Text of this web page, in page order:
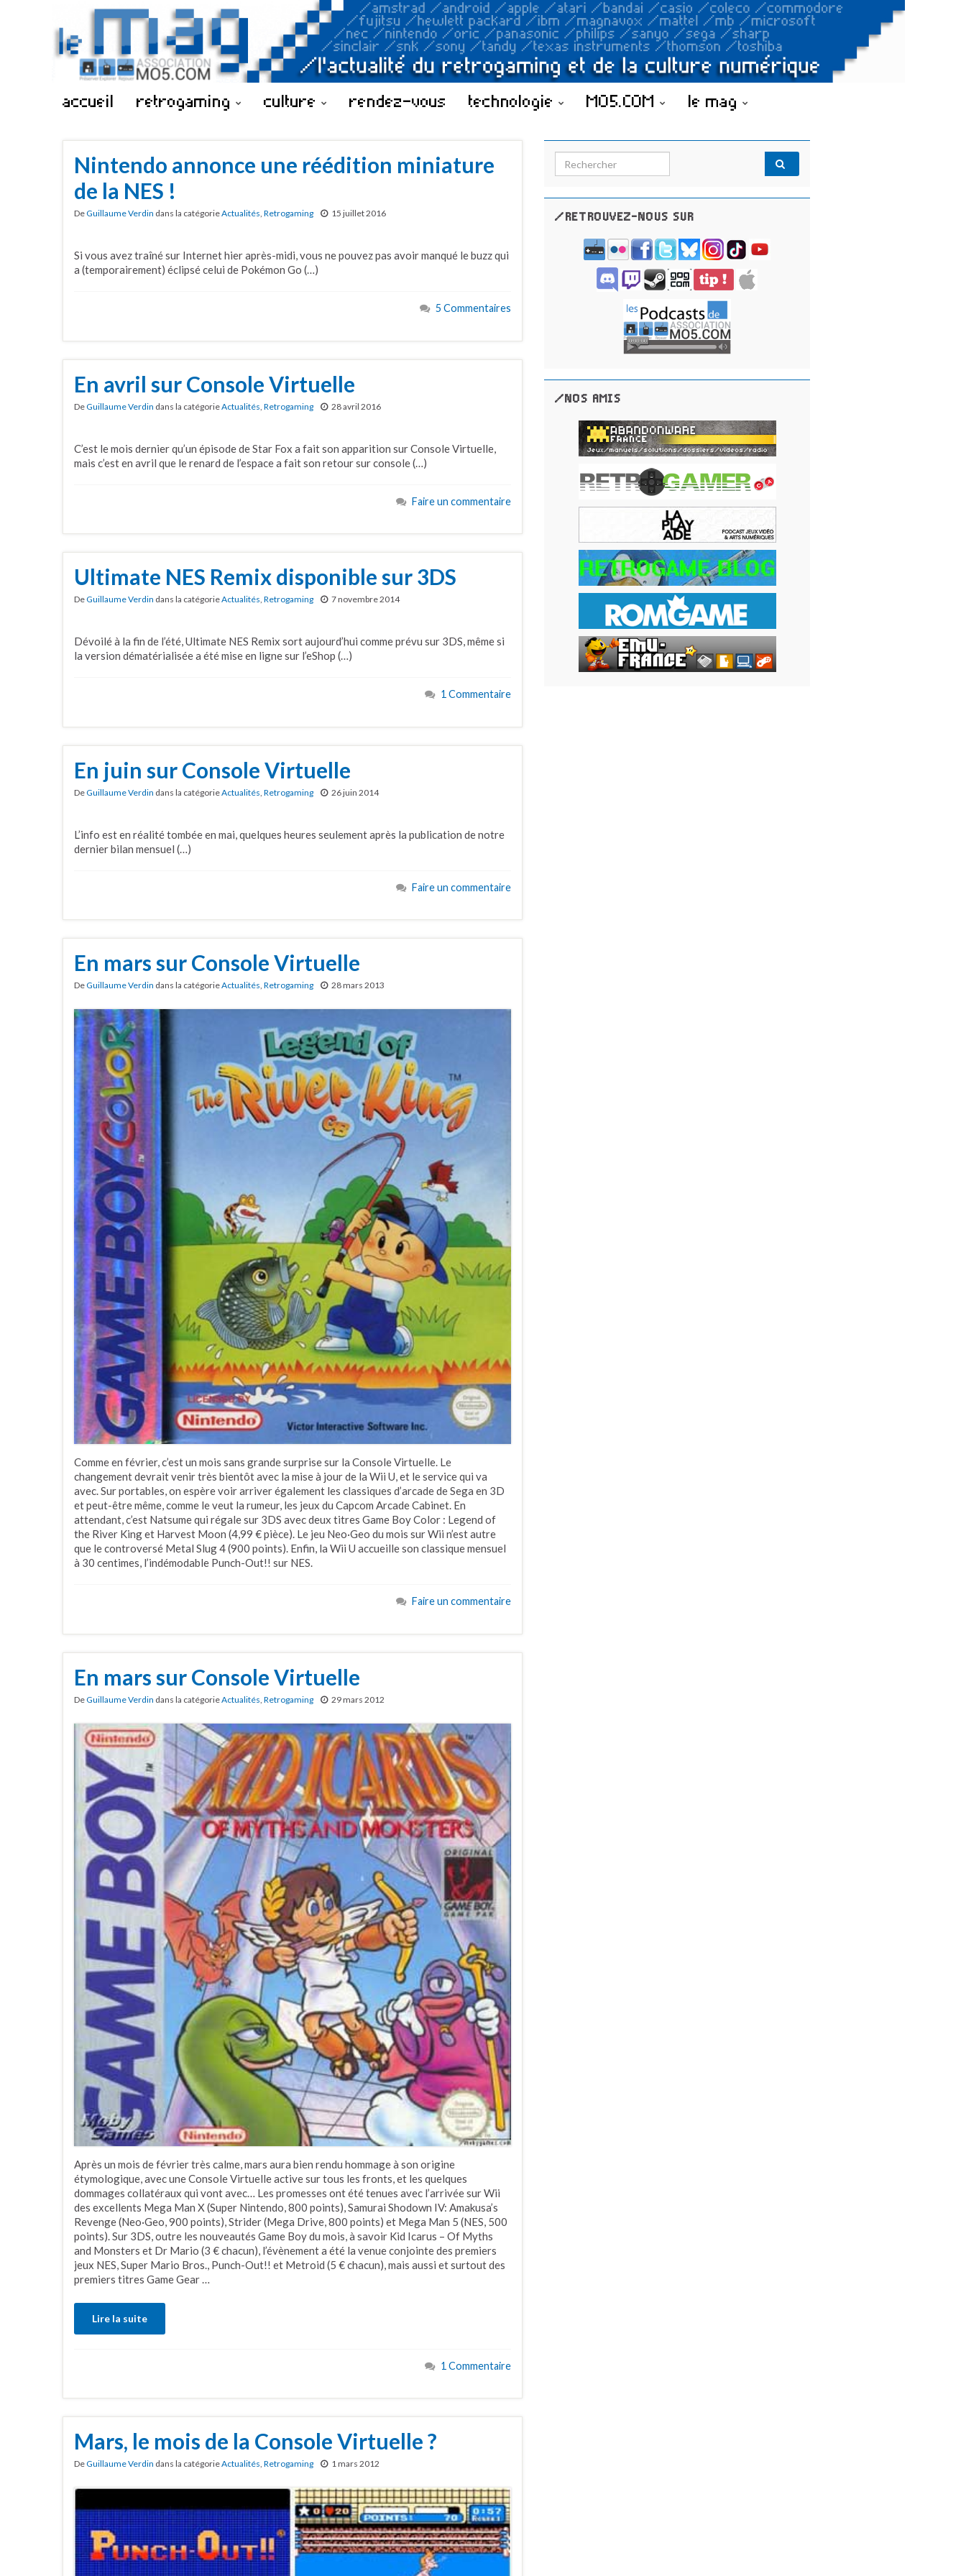
accueil retrogaming culture rendez-vous technologie MO5.COM le mag
Nintendo annonce une réédition miniature
de la NES !
DeGuillaume Verdin dans la catégorieActualités, Retrogaming 15 juillet 2016
Si vous avez traîné sur Internet hier après-midi, vous ne pouvez pas avoir manqué le buzz qui
a (temporairement) éclipsé celui de Pokémon Go (…)
5 Commentaires
En avril sur Console Virtuelle
DeGuillaume Verdin dans la catégorieActualités Retrogaming 28 avril 2016
C’est le mois dernier qu’un épisode de Star Fox a fait son apparition sur Console Virtuelle,
mais c’est en avril que le renard de l’espace a fait son retour sur console (…)
Faire un commentaire
Ultimate NES Remix disponible sur 3DS
DeGuillaume Verdin dans la catégorieActualités, Retrogaming 7 novembre 2014
Dévoilé à la fin de l’été, Ultimate NES Remix sort aujourd’hui comme prévu sur 3DS, même si
la version dématérialisée a été mise en ligne sur l’eShop (…)
1 Commentaire
En juin sur Console Virtuelle
DeGuillaume Verdin dans la catégorieActualités Retrogaming 26 juin 2014
L’info est en réalité tombée en mai, quelques heures seulement après la publication de notre
dernier bilan mensuel (…)
Faire un commentaire
En mars sur Console Virtuelle
DeGuillaume Verdin dans la catégorieActualités, Retrogaming 28 mars 2013
Comme en février, c’est un mois sans grande surprise sur la Console Virtuelle. Le
changement devrait venir très bientôt avec la mise à jour de la Wii U, et le service qui va
avec. Sur portables, on espère voir arriver également les classiques d’arcade de Sega en 3D
et peut-être même, comme le veut la rumeur, les jeux du Capcom Arcade Cabinet. En
attendant, c’est Natsume qui régale sur 3DS avec deux titres Game Boy Color : Legend of
the River King et Harvest Moon (4,99 € pièce). Le jeu Neo·Geo du mois sur Wii n’est autre
que le controversé Metal Slug 4 (900 points). Enfin, la Wii U accueille son classique mensuel
à 30 centimes, l’indémodable Punch-Out!! sur NES.
Faire un commentaire
En mars sur Console Virtuelle
DeGuillaume Verdin dans la catégorieActualités Retrogaming 29 mars 2012
Après un mois de février très calme, mars aura bien rendu hommage à son origine
étymologique, avec une Console Virtuelle active sur tous les fronts, et les quelques
dommages collatéraux qui vont avec… Les promesses ont été tenues avec l’arrivée sur Wii
des excellents Mega Man X (Super Nintendo, 800 points), Samurai Shodown IV: Amakusa’s
Revenge (Neo·Geo, 900 points), Strider (Mega Drive, 800 points) et Mega Man 5 (NES, 500
points). Sur 3DS, outre les nouveautés Game Boy du mois, à savoir Kid Icarus – Of Myths
and Monsters et Dr Mario (3 € chacun), l’évènement a été la venue conjointe des premiers
jeux NES, Super Mario Bros., Punch-Out!! et Metroid (5 € chacun), mais aussi et surtout des
premiers titres Game Gear …
Lire la suite
1 Commentaire
Mars, le mois de la Console Virtuelle ?
DeGuillaume Verdin dans la catégorieActualités, Retrogaming 1 mars 2012
Search for:
/RETROUVEZ-NOUS SUR
/NOS AMIS